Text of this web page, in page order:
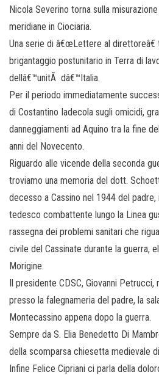
Nicola Severino torna sulla
meridiane in Ciociaria.
Una serie di â€œLettere al
brigantaggio postunitario in Terra di
dellâ€™unitÃ dâ€™Italia.
Per il periodo immediatamente
di Costantino Iadecola sugli omicidi,
danneggiamenti ad Aquino tra la fine
anni del Novecento.
Riguardo alle vicende della seconda
troviamo una memoria del dott.
decesso a Cassino nel 1944 del
tedesco combattente lungo la Linea
rassegna dei problemi sanitari che
civile del Cassinate durante la guerra,
Morigine.
Il presidente CDSC, Giovanni
presso la falegnameria del padre, la
Montecassino appena dopo la guerra.
Sempre da S. Elia Benedetto Di
della scomparsa chiesetta medievale
Infine Felice Cipriani ci parla della